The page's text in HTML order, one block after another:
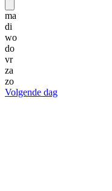
ma
di
wo
do
vr
za
zo
Volgende dag